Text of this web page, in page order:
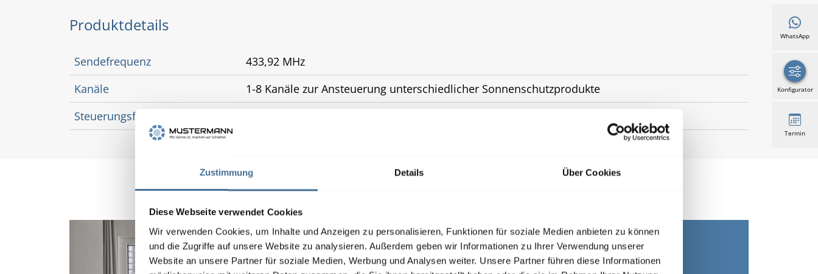
Zustimmung Details Über Cookies
Diese Webseite verwendet Cookies
Wir verwenden Cookies, um Inhalte und Anzeigen zu personalisieren, Funktionen für soziale Medien anbieten zu können
und die Zugriffe auf unsere Website zu analysieren. Außerdem geben wir Informationen zu Ihrer Verwendung unserer
Website an unsere Partner für soziale Medien, Werbung und Analysen weiter. Unsere Partner führen diese Informationen
Produktdetails
Sendefrequenz
433,92 MHz
Kanäle
1-8 Kanäle zur Ansteuerung unterschiedlicher Sonnenschutzprodukte
Steuerungsfunktionen
WhatsApp
Konfigurator
Termin